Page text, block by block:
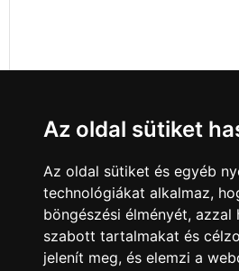
Az oldal sütiket
Az oldal sütiket és egyéb
technológiákat alkalmaz,
böngészési élményét, azzal
szabott tartalmakat és
jelenít meg, és elemzi a